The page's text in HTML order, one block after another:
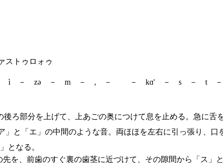
ストゥロォゥ
ì － zə － m － , － － kɑ' － s － t －
後ろ部分を上げて、上あごの奥につけて息を止める。急に
」と「エ」の中間のような音。両ほほを左右に引っ張り、口
となる。
先を、前歯のすぐ裏の歯茎に近づけて、その隙間から「ス」